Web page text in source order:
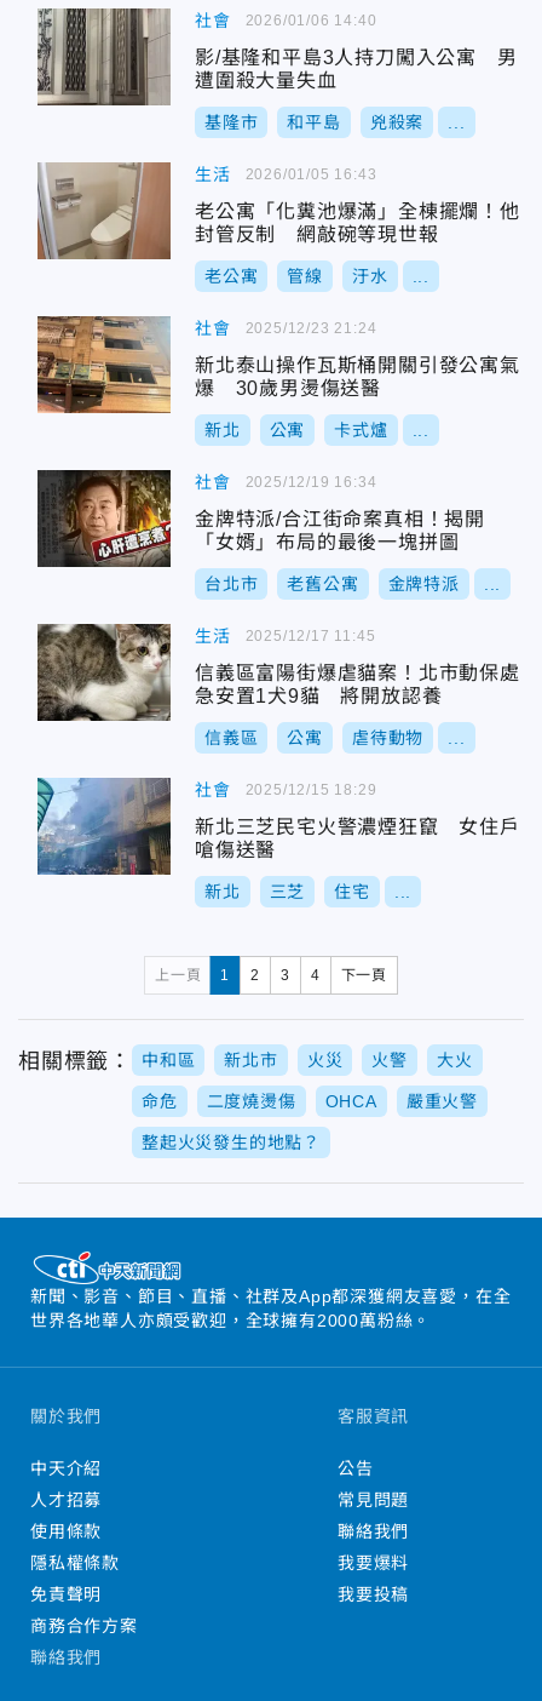
社會
影/基隆和平島3人持刀闖入公寓 男
遭圍殺大量失血
基隆市 和平島 兇殺案
2026/01/06 14:40
生活
老公寓「化糞池爆滿」全棟擺爛！他
封管反制 網敲碗等現世報
老公寓 管線 汙水
2026/01/05 16:43
社會
新北泰山操作瓦斯桶開關引發公寓氣
爆 30歲男燙傷送醫
新北 公寓 卡式爐
2025/12/23 21:24
社會
金牌特派/合江街命案真相！揭開
「女婿」布局的最後一塊拼圖
台北市 老舊公寓 金牌特派
2025/12/19 16:34
生活
信義區富陽街爆虐貓案！北市動保處
急安置1犬9貓 將開放認養
信義區 公寓 虐待動物
2025/12/17 11:45
社會
新北三芝民宅火警濃煙狂竄 女住戶
嗆傷送醫
新北 三芝 住宅
2025/12/15 18:29
上一頁 1 2 3 4 下一頁
相關標籤： 中和區 新北市 火災 火警 大火
命危 二度燒燙傷 OHCA 嚴重火警
整起火災發生的地點？
新聞、影音、節目、直播、社群及App都深獲網友喜愛，在全
世界各地華人亦頗受歡迎，全球擁有2000萬粉絲。
關於我們
中天介紹
人才招募
使用條款
隱私權條款
免責聲明
商務合作方案
客服資訊
公告
常見問題
聯絡我們
我要爆料
我要投稿
聯絡我們